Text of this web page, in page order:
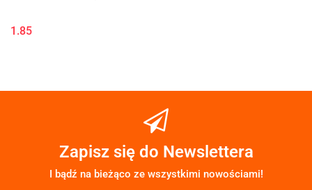
1.85
Zapisz się do Newslettera
I bądź na bieżąco ze wszystkimi nowościami!